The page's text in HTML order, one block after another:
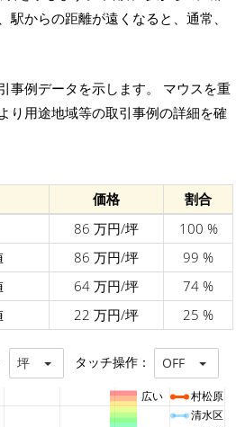
からの距離が遠くなると、通常、
事例データを示します。 マウスを重
り用途地域等の取引事例の詳細を確
価格
割合
86 万円/坪
100 %
86 万円/坪
99 %
64 万円/坪
74 %
22 万円/坪 25 %
坪 タッチ操作： OFF
村松原
清水区
広い